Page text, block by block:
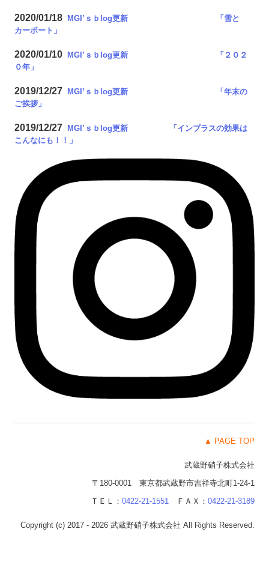
2020/01/18
MGI’ｓｂlog更新 「雪と
カーポート 」
2020/01/10
MGI’ｓｂlog更新 「２０２
０年 」
2019/12/27
MGI’ｓｂlog更新 「年末の
ご挨拶 」
2019/12/27
MGI’ｓｂlog更新 「インプラスの効果は
こんなにも！！ 」
▲ PAGE TOP
武蔵野硝子株式会社
〒180-0001 東京都武蔵野市吉祥寺北町1-24-1
ＴＥＬ： 0422-21-1551 ＦＡＸ： 0422-21-3189
Copyright (c) 2017 - 2026 武蔵野硝子株式会社 All Rights Reserved.